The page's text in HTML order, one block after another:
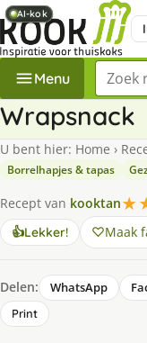
Menu Zoek
Wrapsnack
U bent hier: Home ›
Borrelhapjes & tapas
Recept van kooktan
👍Lekker! Maak
Delen: WhatsApp
Print
AI-kok
AI-kok
AI-kok